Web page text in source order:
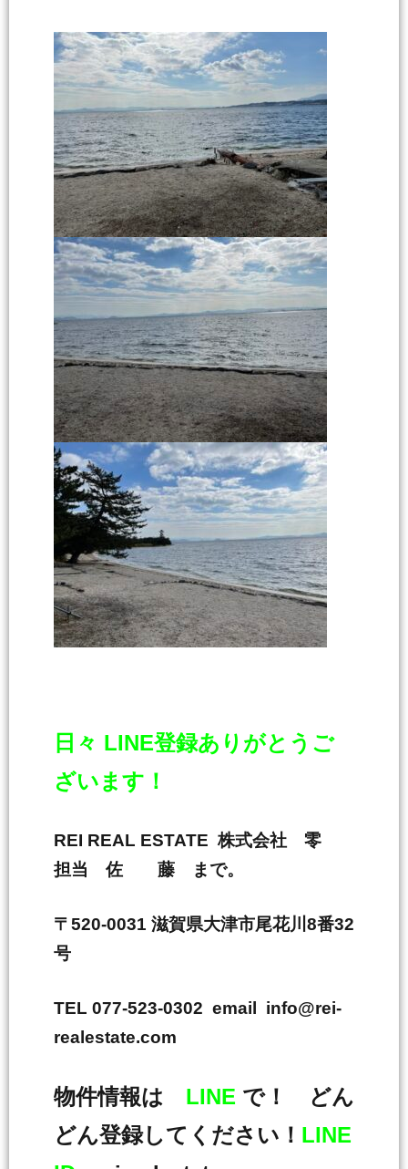
日々 LINE登録ありがとうご
ざいます！
REI REAL ESTATE 株式会社 零
担当 佐 藤 まで。
〒520-0031 滋賀県大津市尾花川8番32
号
TEL 077-523-0302 email info@rei-
realestate.com
物件情報は LINE で！ どん
どん登録してください！ LINE